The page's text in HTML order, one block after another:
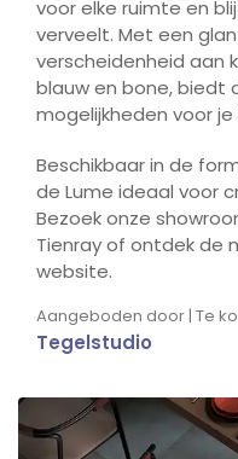
voor elke ruimte en
verveelt. Met een
verscheidenheid aan
blauw en bone, biedt
mogelijkheden voor je
Beschikbaar in de
de Lume ideaal voor
Bezoek onze
Tienray of ontdek de
website.
Aangeboden door | Te
Tegelstudio